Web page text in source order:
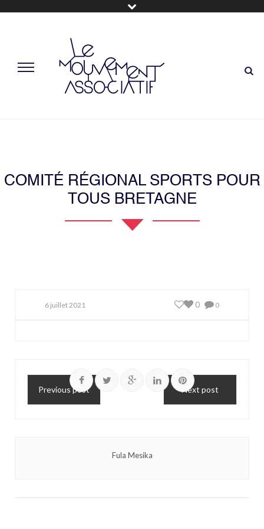
COMITÉ RÉGIONAL SPORTS POUR
TOUS BRETAGNE
6 juillet 2021 0
0
Previous post Next post
Fula Mesika